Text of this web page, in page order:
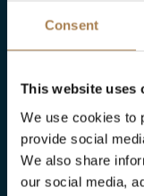
Consent
This website uses
We use cookies to
provide social
We also share
our social media,
più
Vestlia Resort
bambino con
interno. I